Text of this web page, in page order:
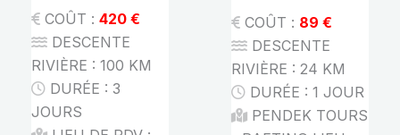
COÛT : 420 €
DESCENTE
RIVIÈRE : 100 KM
DURÉE : 3
JOURS
COÛT : 89 €
DESCENTE
RIVIÈRE : 24 KM
DURÉE : 1 JOUR
PENDEK TOURS